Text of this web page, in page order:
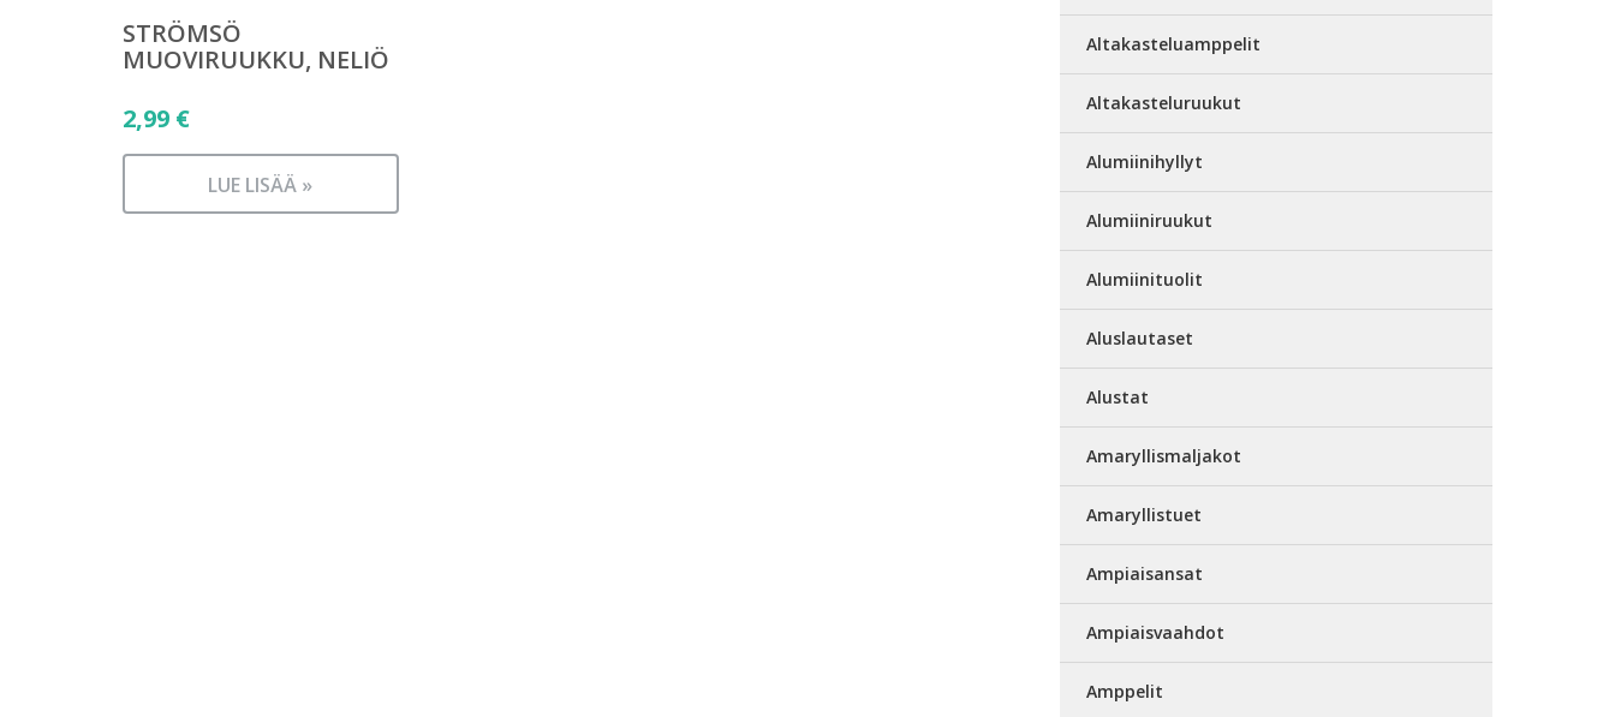
STRÖMSÖ
MUOVIRUUKKU, NELIÖ
2,99 €
LUE LISÄÄ »
Altakasteluamppelit
Altakasteluruukut
Alumiinihyllyt
Alumiiniruukut
Alumiinituolit
Aluslautaset
Alustat
Amaryllismaljakot
Amaryllistuet
Ampiaisansat
Ampiaisvaahdot
Amppelit